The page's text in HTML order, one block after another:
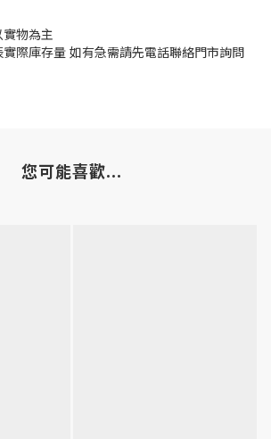
物為主
際庫存量 如有急需請先電話聯絡門市詢問
您可能喜歡...